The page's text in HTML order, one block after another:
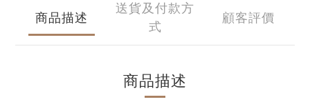
商品描述
送貨及付款方
式
顧客評價
商品描述